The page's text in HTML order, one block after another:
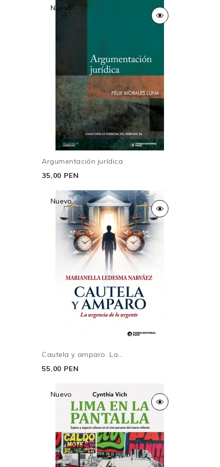
Nuevo
Argumentación jurídica
35,00 PEN
Nuevo
Cautela y amparo. La...
55,00 PEN
Nuevo